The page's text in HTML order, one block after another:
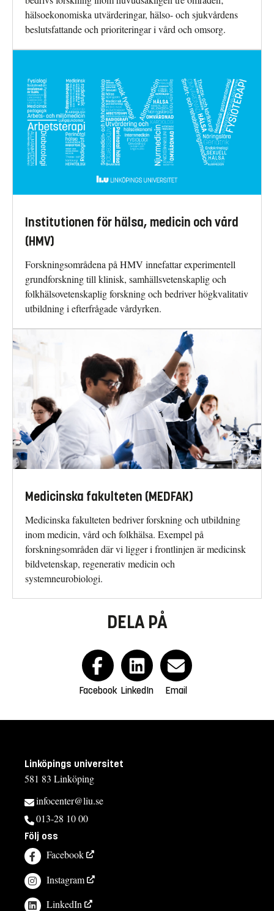
hälsoekonomiska utvärderingar, hälso- och sjukvårdens
beslutsfattande och prioriteringar i vård och omsorg.
Institutionen för hälsa, medicin och vård
(HMV)
Forskningsområdena på HMV innefattar experimentell
grundforskning till klinisk, samhällsvetenskaplig och
folkhälsovetenskaplig forskning och bedriver högkvalitativ
utbildning i efterfrågade vårdyrken.
Medicinska fakulteten (MEDFAK)
Medicinska fakulteten bedriver forsk­ning och utbildning
inom medicin, vård och folkhälsa. Exempel på
forskningsområden där vi ligger i frontlinjen är medicinsk
bild­vetenskap, regenerativ medicin och
systemneurobiologi.
DELA PÅ
Facebook LinkedIn Email
Linköpings universitet
581 83 Linköping
infocenter@liu.se
013-28 10 00
Följ oss
Facebook
Instagram
LinkedIn